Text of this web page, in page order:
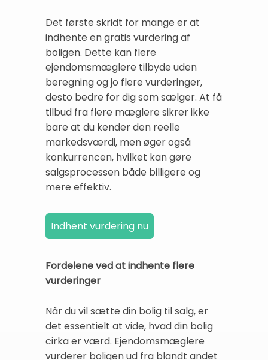
Det første skridt for mange er at
indhente en gratis vurdering af
boligen. Dette kan flere
ejendomsmæglere tilbyde uden
beregning og jo flere vurderinger,
desto bedre for dig som sælger. At få
tilbud fra flere mæglere sikrer ikke
bare at du kender den reelle
markedsværdi, men øger også
konkurrencen, hvilket kan gøre
salgsprocessen både billigere og
mere effektiv.
Fordelene ved at indhente flere
vurderinger
Når du vil sætte din bolig til salg, er
det essentielt at vide, hvad din bolig
cirka er værd. Ejendomsmæglere
vurderer boligen ud fra blandt andet